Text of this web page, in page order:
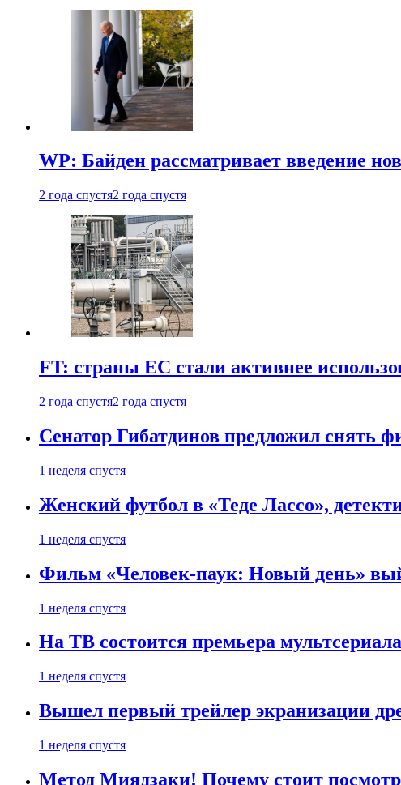
WP: Байден рассматривает введение
2 года спустя2 года спустя
FT: страны ЕС стали активнее
2 года спустя2 года спустя
Сенатор Гибатдинов предложил снять
1 неделя спустя
Женский футбол в «Теде Лассо»,
1 неделя спустя
Фильм «Человек-паук: Новый день»
1 неделя спустя
На ТВ состоится премьера
1 неделя спустя
Вышел первый трейлер экранизации
1 неделя спустя
Метод Миядзаки! Почему стоит